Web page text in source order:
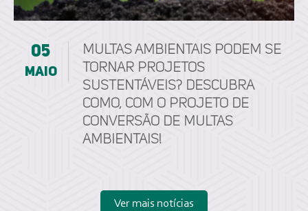
05
maio
Multas ambientais podem se
tornar projetos
sustentáveis? Descubra
como, com o projeto de
conversão de multas
ambientais!
Ver mais notícias